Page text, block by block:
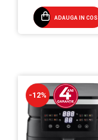
ADAUGA IN COS
-12%